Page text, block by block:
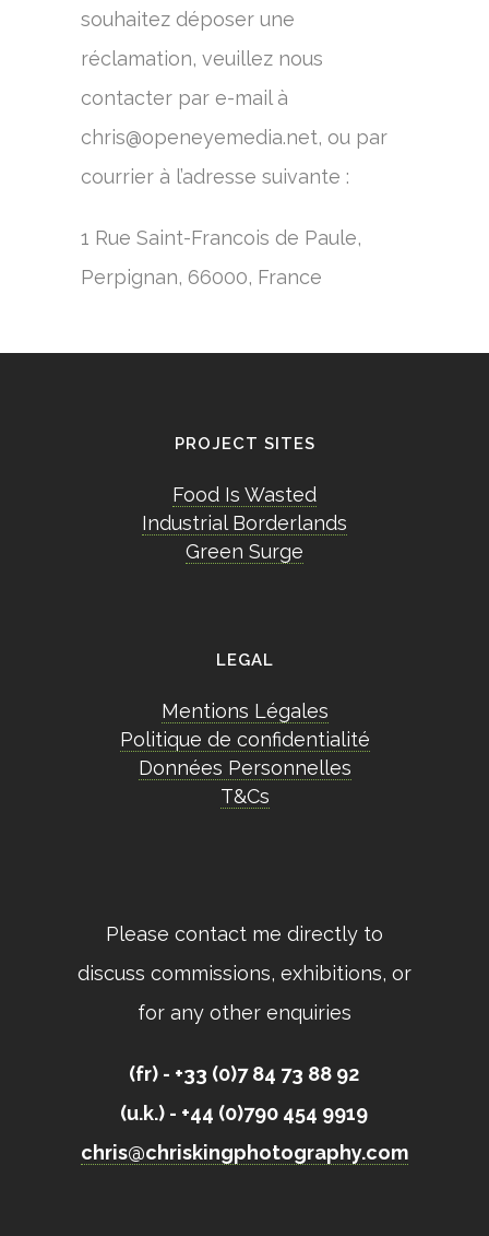
souhaitez déposer une
réclamation, veuillez nous
contacter par e-mail à
chris@openeyemedia.net, ou par
courrier à l’adresse suivante :
1 Rue Saint-Francois de Paule,
Perpignan, 66000, France
PROJECT SITES
Food Is Wasted
Industrial Borderlands
Green Surge
LEGAL
Mentions Légales
Politique de confidentialité
Données Personnelles
T&Cs
Please contact me directly to
discuss commissions, exhibitions, or
for any other enquiries
(fr) - +33 (0)7 84 73 88 92
(u.k.) - +44 (0)790 454 9919
chris@chriskingphotography.com